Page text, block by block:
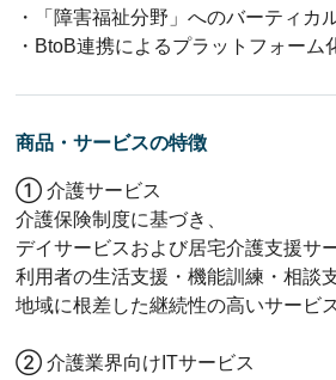
・「障害福祉分野」へのバーティカ
・BtoB連携によるプラットフォーム
商品・サービスの特徴
① 介護サービス
介護保険制度に基づき、
デイサービスおよび居宅介護支援サ
利用者の生活支援・機能訓練・相談
地域に根差した継続性の高いサービ
② 介護業界向けITサービス